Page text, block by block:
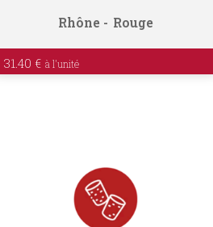
Rhône Rouge
31.40 €